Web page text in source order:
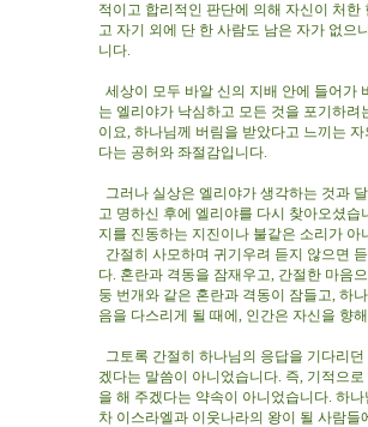
적이고 합리적인 판단에 의해 자신이 처
고 자기 외에 단 한 사람도 남은 자가 없으
니다.
세상이 모두 바알 신의 지배 안에 들어가
는 엘리야가 낙심하고 모든 것을 포기하
이요, 하나님께 버림을 받았다고 느끼는
다는 공허와 좌절감입니다.
그러나 실상은 엘리야가 생각하는 것과
고 명하신 후에 엘리야를 다시 찾아오셨
지를 진동하는 지진이나 불같은 소리가
간절히 사모하며 귀기우려 듣지 않으면
다. 혼란과 격동을 잠재우고, 간절한 마음
둥 번개와 같은 혼란과 격동이 잠들고, 하
음을 다스리게 될 때에, 인간은 자신을 향
그토록 간절히 하나님의 응답을 기다리
겠다는 말씀이 아니었습니다. 즉, 기적으
을 해 주겠다는 약속이 아니었습니다. 하
차 이스라엘과 이웃나라의 왕이 될 사람